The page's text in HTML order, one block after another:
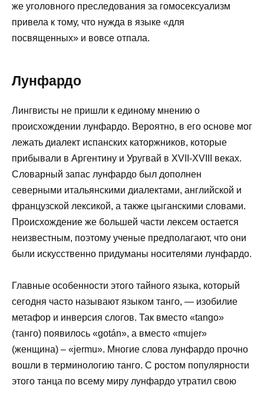
же уголовного преследования за гомосексуализм
привела к тому, что нужда в языке «для
посвященных» и вовсе отпала.
Лунфардо
Лингвисты не пришли к единому мнению о
происхождении лунфардо. Вероятно, в его основе мог
лежать диалект испанских каторжников, которые
прибывали в Аргентину и Уругвай в XVII-XVIII веках.
Словарный запас лунфардо был дополнен
северными итальянскими диалектами, английской и
французской лексикой, а также цыганскими словами.
Происхождение же большей части лексем остается
неизвестным, поэтому ученые предполагают, что они
были искусственно придуманы носителями лунфардо.
Главные особенности этого тайного языка, который
сегодня часто называют языком танго, — изобилие
метафор и инверсия слогов. Так вместо «tango»
(танго) появилось «gotán», а вместо «mujer»
(женщина) – «jermu». Многие слова лунфардо прочно
вошли в терминологию танго. С ростом популярности
этого танца по всему миру лунфардо утратил свою